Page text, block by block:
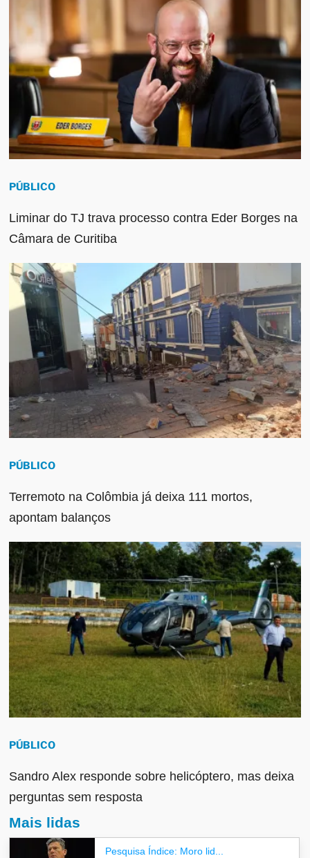
PÚBLICO
Liminar do TJ trava processo contra Eder Borges na
Câmara de Curitiba
PÚBLICO
Terremoto na Colômbia já deixa 111 mortos,
apontam balanços
PÚBLICO
Sandro Alex responde sobre helicóptero, mas deixa
perguntas sem resposta
Mais lidas
Pesquisa Índice: Moro lid...